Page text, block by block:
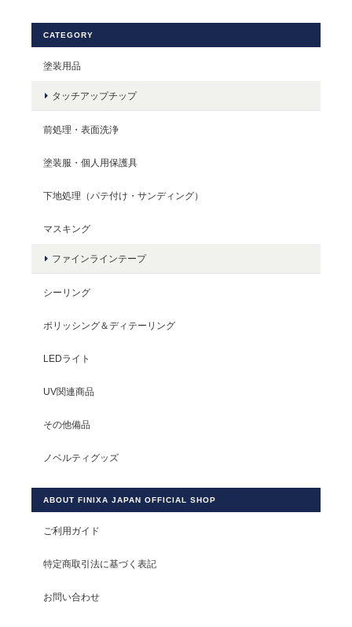
CATEGORY
塗装用品
タッチアップチップ
前処理・表面洗浄
塗装服・個人用保護具
下地処理（パテ付け・サンディング）
マスキング
ファインラインテープ
シーリング
ポリッシング＆ディテーリング
LEDライト
UV関連商品
その他備品
ノベルティグッズ
ABOUT FINIXA JAPAN OFFICIAL SHOP
ご利用ガイド
特定商取引法に基づく表記
お問い合わせ